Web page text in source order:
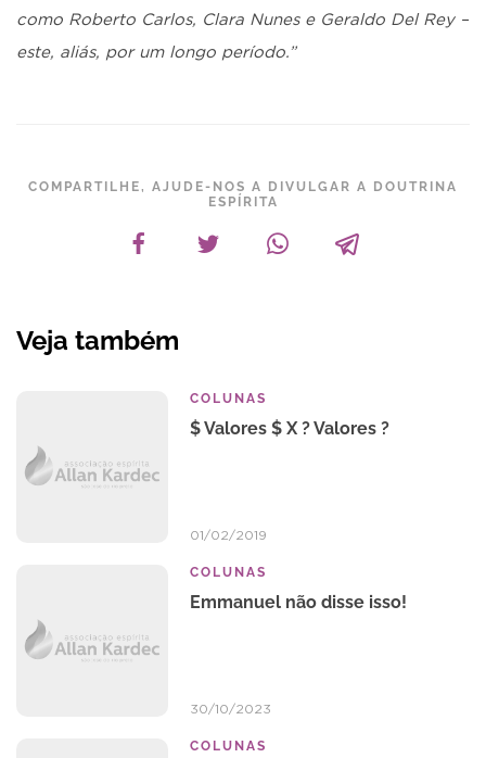
como Roberto Carlos, Clara Nunes e Geraldo Del Rey –
este, aliás, por um longo período.”
COMPARTILHE, AJUDE-NOS A DIVULGAR A DOUTRINA
ESPÍRITA
Veja também
COLUNAS
$ Valores $ X ? Valores ?
01/02/2019
COLUNAS
Emmanuel não disse isso!
30/10/2023
COLUNAS